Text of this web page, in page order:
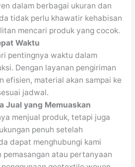
dalam berbagai ukuran dan
tidak perlu khawatir kehabisan
mencari produk yang cocok.
Waktu
pentingnya waktu dalam
Dengan layanan pengiriman
efisien, material akan sampai ke
jadwal.
Jual yang Memuaskan
menjual produk, tetapi juga
penuh setelah
dapat menghubungi kami
pemasangan atau pertanyaan